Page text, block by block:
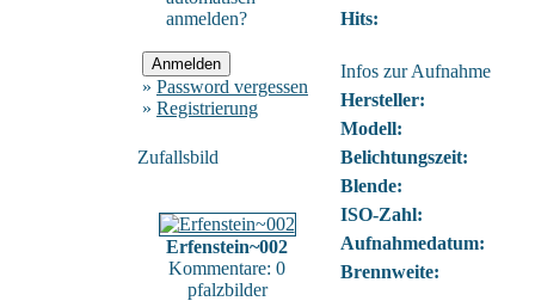
anmelden?
» Password vergessen
» Registrierung
Zufallsbild
Erfenstein~002
Kommentare: 0
pfalzbilder
Hits:
Infos zur Aufnahme
Hersteller:
Modell:
Belichtungszeit:
Blende:
ISO-Zahl:
Aufnahmedatum:
Brennweite: